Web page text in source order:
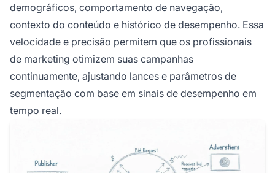
demográficos, comportamento de navegação,
contexto do conteúdo e histórico de desempenho. Essa
velocidade e precisão permitem que os profissionais
de marketing otimizem suas campanhas
continuamente, ajustando lances e parâmetros de
segmentação com base em sinais de desempenho em
tempo real.